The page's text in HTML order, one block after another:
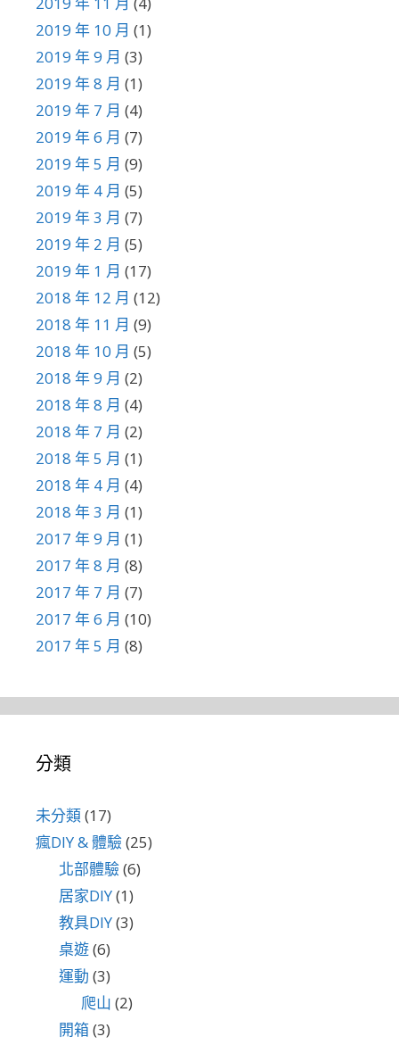
2019 年 10 月 (1)
2019 年 9 月 (3)
2019 年 8 月 (1)
2019 年 7 月 (4)
2019 年 6 月 (7)
2019 年 5 月 (9)
2019 年 4 月 (5)
2019 年 3 月 (7)
2019 年 2 月 (5)
2019 年 1 月 (17)
2018 年 12 月 (12)
2018 年 11 月 (9)
2018 年 10 月 (5)
2018 年 9 月 (2)
2018 年 8 月 (4)
2018 年 7 月 (2)
2018 年 5 月 (1)
2018 年 4 月 (4)
2018 年 3 月 (1)
2017 年 9 月 (1)
2017 年 8 月 (8)
2017 年 7 月 (7)
2017 年 6 月 (10)
2017 年 5 月 (8)
分類
未分類(17)
瘋DIY & 體驗(25)
北部體驗(6)
居家DIY(1)
教具DIY(3)
桌遊(6)
運動 (3)
爬山 (2)
開箱(3)